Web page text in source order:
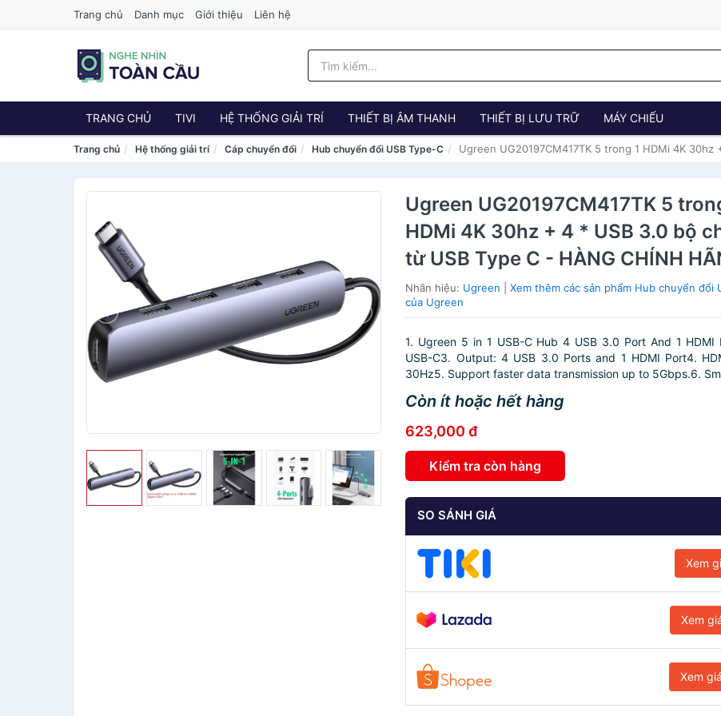
Trang chủ Danh mục Giới thiệu Liên hệ
TRANG CHỦ TIVI HỆ THỐNG GIẢI TRÍ THIẾT BỊ ÂM THANH THIẾT BỊ LƯU TRỮ MÁY CHIẾU
Trang chủ Hệ thống giải trí Cáp chuyển đổi Hub chuyển đổi USB Type-C Ugreen UG20197CM417TK 5 trong 1 HDMi 4K
Ugreen UG20197CM417TK 5
HDMi 4K 30hz + 4 * USB 3.0 bộ
từ USB Type C - HÀNG CHÍNH
Nhãn hiệu: Ugreen |Xem thêm các sản phẩm Hub chuyển đổi
của Ugreen
1. Ugreen 5 in 1 USB-C Hub 4 USB 3.0 Port And 1 HDMI
USB-C3. Output: 4 USB 3.0 Ports and 1 HDMI Port4.
30Hz5. Support faster data transmission up to 5Gbps.6.
Còn ít hoặc hết hàng
623,000 đ
Kiểm tra còn hàng
SO SÁNH GIÁ
Xem
Xem
Xem